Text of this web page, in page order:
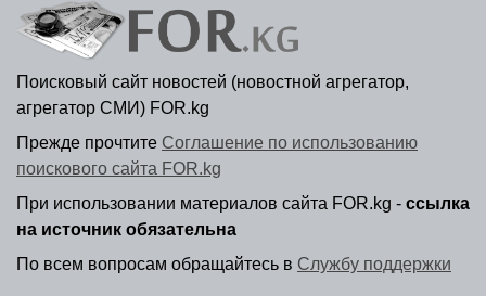
Поисковый сайт новостей (новостной агрегатор,
агрегатор СМИ) FOR.kg
Прежде прочтите Соглашение по использованию
поискового сайта FOR.kg
При использовании материалов сайта FOR.kg - ссылка
на источник обязательна
По всем вопросам обращайтесь в Службу поддержки